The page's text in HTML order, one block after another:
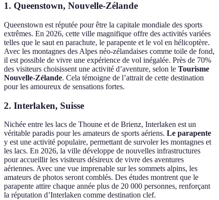
1. Queenstown, Nouvelle-Zélande
Queenstown est réputée pour être la capitale mondiale des sports
extrêmes. En 2026, cette ville magnifique offre des activités variées
telles que le saut en parachute, le parapente et le vol en hélicoptère.
Avec les montagnes des Alpes néo-zélandaises comme toile de fond,
il est possible de vivre une expérience de vol inégalée. Près de 70%
des visiteurs choisissent une activité d’aventure, selon le Tourisme
Nouvelle-Zélande. Cela témoigne de l’attrait de cette destination
pour les amoureux de sensations fortes.
2. Interlaken, Suisse
Nichée entre les lacs de Thoune et de Brienz, Interlaken est un
véritable paradis pour les amateurs de sports aériens. Le parapente
y est une activité populaire, permettant de survoler les montagnes et
les lacs. En 2026, la ville développe de nouvelles infrastructures
pour accueillir les visiteurs désireux de vivre des aventures
aériennes. Avec une vue imprenable sur les sommets alpins, les
amateurs de photos seront comblés. Des études montrent que le
parapente attire chaque année plus de 20 000 personnes, renforçant
la réputation d’Interlaken comme destination clef.